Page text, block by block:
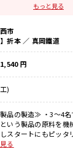
は自宅でゆっくり
以上！
返ってくるのでヤリ
ゲイ》
方もご安心ください◎
ートします！
研修もあります！
室あり！
きちゃう！
！
もっと見る
市
】折本 ／ 真岡鐵道
1,540 円
)
品の製造≫ ・3～4名
製品の原料を機械に装着 ※寮ア
トにもピッタリ♪ ■お仕事PR 《お住
時にGET》 家電付き
る